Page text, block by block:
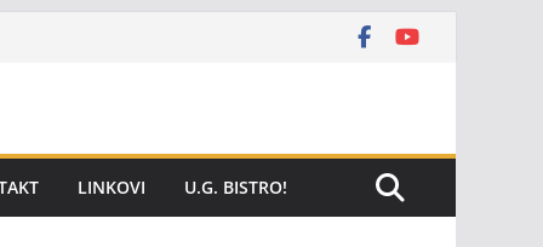
LINKOVI U.G. BISTRO!